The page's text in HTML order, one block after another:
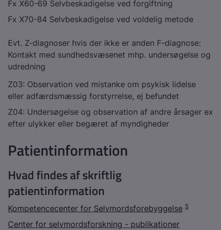
Fx X60-69 Selvbeskadigelse ved forgiftning
Fx X70-84 Selvbeskadigelse ved voldelig metode
Evt. Z-diagnoser hvis der ikke er anden F-diagnose:
Kontakt med sundhedsvæsenet mhp. undersøgelse og
udredning
Z03: Observation ved mistanke om psykisk lidelse
eller adfærdsmæssig forstyrrelse, ej befundet
Z04: Undersøgelse og observation af andre årsager ex
efter ulykker eller begæret af myndigheder
Patientinformation
Hvad findes af skriftlig
patientinformation
Kompetencecenter for Selvmordsforebyggelse 5
Center for selvmordsforskning - publikationer